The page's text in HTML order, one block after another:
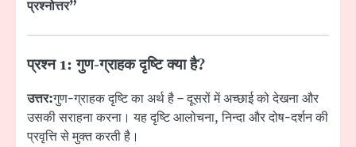
प्रश्नोत्तर”
प्रश्न 1: गुण-ग्राहक दृष्टि क्या है?
उत्तर:गुण-ग्राहक दृष्टि का अर्थ है – दूसरों में अच्छाई को देखना और
उसकी सराहना करना। यह दृष्टि आलोचना, निन्दा और दोष-दर्शन की
प्रवृत्ति से मुक्त करती है।